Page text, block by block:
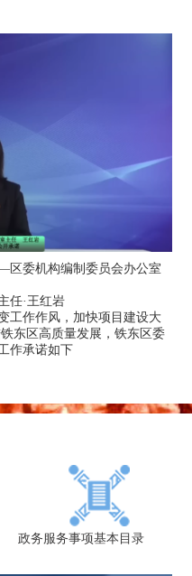
委机构编制委员会办公室
任·王红岩
工作作风，加快项目建设大
东区高质量发展，铁东区委
作承诺如下
政务服务事项基本目录